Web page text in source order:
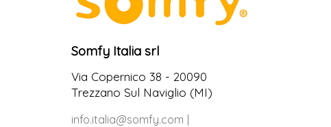
Somfy Italia srl
Via Copernico 38 - 20090
Trezzano Sul Naviglio (MI)
info.italia@somfy.com